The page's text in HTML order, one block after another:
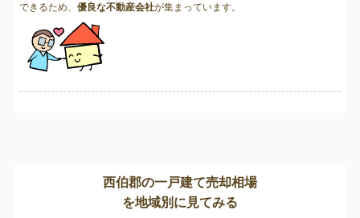
できるため、 優良な不動産会社が集まっています。
西伯郡の一戸建て売却相場
を地域別に見てみる